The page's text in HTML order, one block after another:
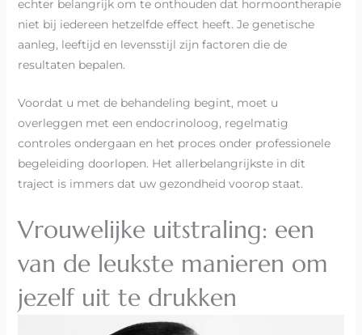
echter belangrijk om te onthouden dat hormoontherapie
niet bij iedereen hetzelfde effect heeft. Je genetische
aanleg, leeftijd en levensstijl zijn factoren die de
resultaten bepalen.
Voordat u met de behandeling begint, moet u
overleggen met een endocrinoloog, regelmatig
controles ondergaan en het proces onder professionele
begeleiding doorlopen. Het allerbelangrijkste in dit
traject is immers dat uw gezondheid voorop staat.
Vrouwelijke uitstraling: een
van de leukste manieren om
jezelf uit te drukken